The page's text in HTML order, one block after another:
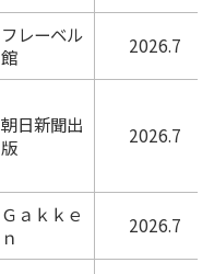
フレーベル
館
2026.7
朝日新聞出
版
2026.7
Ｇａｋｋｅ
ｎ
2026.7